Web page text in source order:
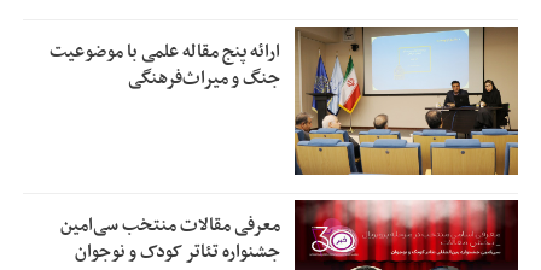
ارائه پنج مقاله علمی با موضوعیت
جنگ و میراث‌فرهنگی
معرفی مقالات منتخب سی‌امین
جشنواره تئاتر کودک و نوجوان